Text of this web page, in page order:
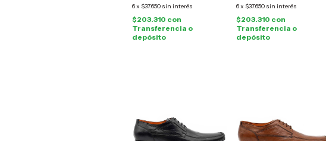
6x $37.650 sin interés
$203.310 con
Transferencia o
depósito
6x $37.650 sin interés
$203.310 con
Transferencia o
depósito